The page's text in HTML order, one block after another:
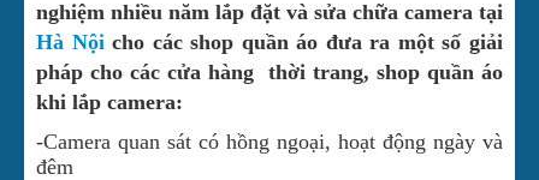
nghiệm nhiều năm lắp đặt và sửa chữa camera tại
Hà Nộicho các shop quần áo đưa ra một số giải
pháp cho các cửa hàng thời trang, shop quần áo
khi lắp camera:
-Camera quan sát có hồng ngoại, hoạt động ngày và
đêm